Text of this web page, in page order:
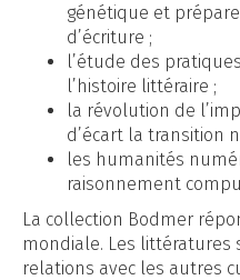
génétique et
d’écriture ;
l’étude des
l’histoire littéraire ;
la révolution de
d’écart la transition
les humanités
raisonnement
La collection Bodmer
mondiale. Les littératures
relations avec les autres